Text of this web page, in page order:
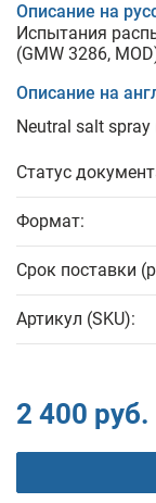
Описание на
Испытания
(GMW 3286,
Описание на
Neutral salt spray
Статус
Формат:
Срок поставки
Артикул (SKU):
2 400 руб.